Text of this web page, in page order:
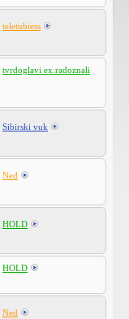
teletubiess
tvrdoglavi ex.radoznali
Sibirski vuk
Ned
HOLD
HOLD
Ned